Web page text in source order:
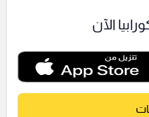
الآن